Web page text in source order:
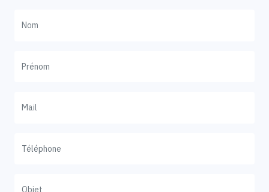
Votre Nom
Votre Prénom
Votre Email
Votre Téléphone
Objet